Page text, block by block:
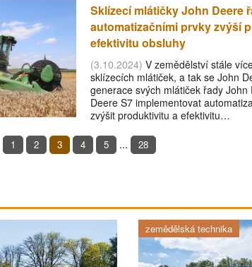
Sklízecí mlátičky John Deere
automatizačními prvky zvýší
efektivitu obsluhy
(3.10.2024) V zemědělství stále
sklízecích mlátiček, a tak se John
generace svých mlátiček řady
Deere S7 implementovat
zvýšit produktivitu a efektivitu…
1 2 3 4 5 ... 28
zemědělská technika